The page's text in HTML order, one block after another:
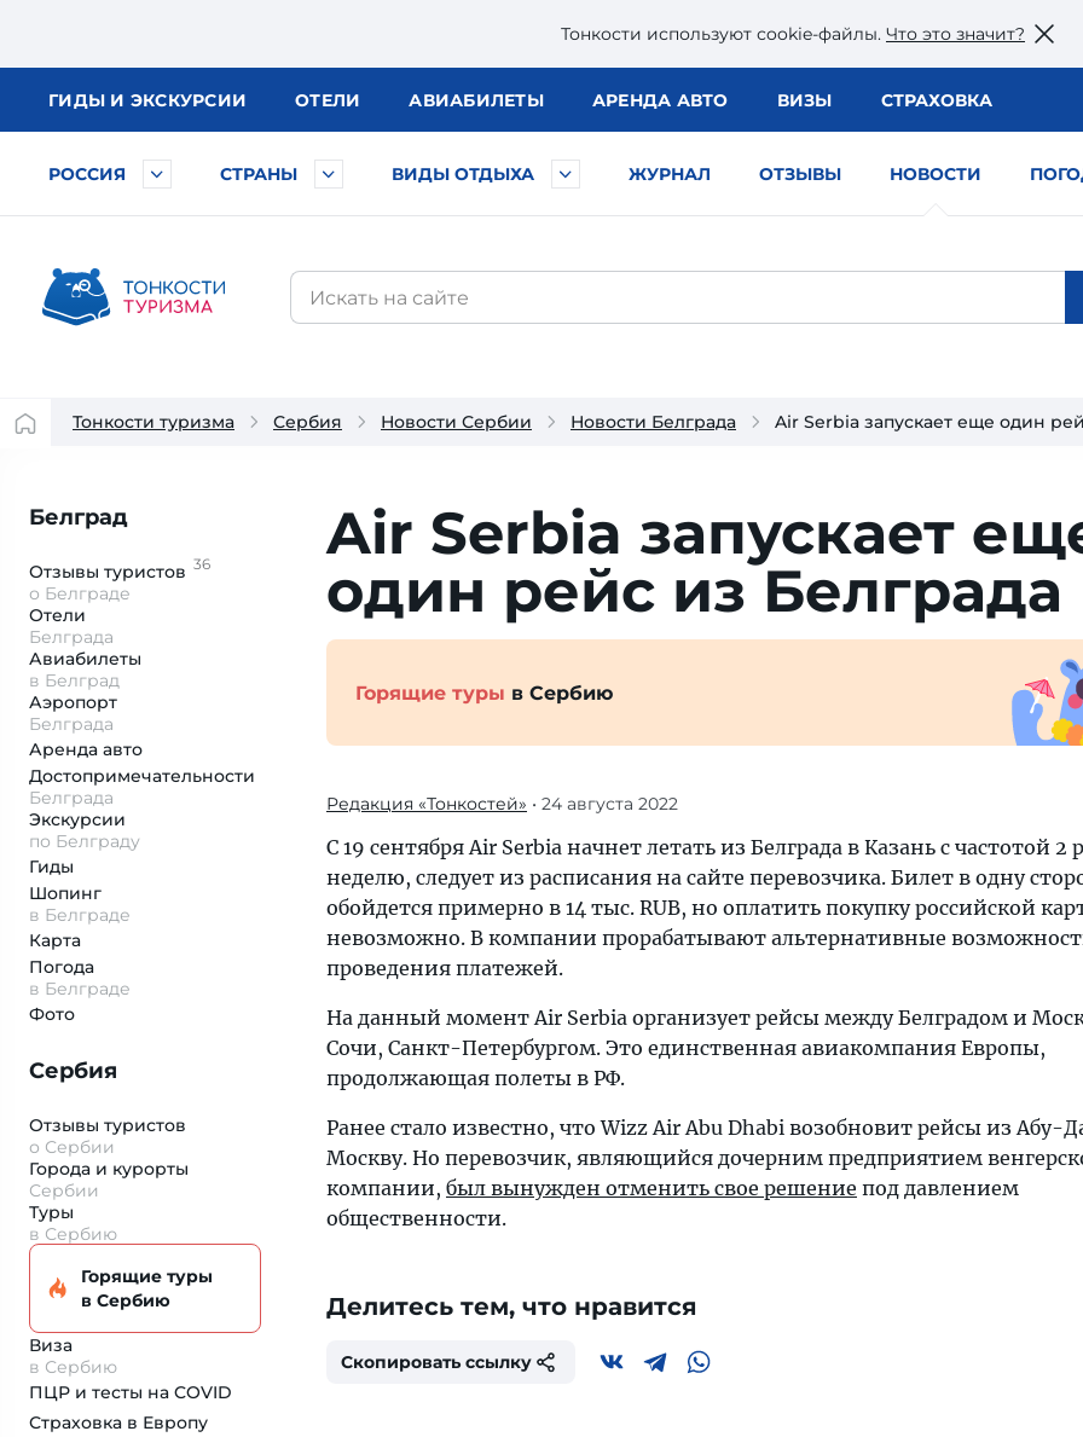
Тонкости используют сookie-файлы. Что это значит?
ГИДЫ И ЭКСКУРСИИ ОТЕЛИ АВИАБИЛЕТЫ АРЕНДА АВТО ВИЗЫ СТРАХОВКА
РОССИЯ СТРАНЫ ВИДЫ ОТДЫХА ЖУРНАЛ ОТЗЫВЫ НОВОСТИ
Тонкости туризма Сербия Новости Сербии Новости Белграда Air Serbia запускает еще один
Белград
Отзывы туристов 36
о Белграде
Отели
Белграда
Авиабилеты
в Белград
Аэропорт
Белграда
Аренда авто
Достопримеча­тельности
Белграда
Экскурсии
по Белграду
Гиды
Шопинг
в Белграде
Карта
Погода
в Белграде
Фото
Сербия
Отзывы туристов
о Сербии
Города и курорты
Сербии
Туры
в Сербию
Горящие туры
в Сербию
Виза
в Сербию
ПЦР и тесты на COVID
Страховка в Европу
Air Serbia запускает
один рейс из Белграда
Горящие туры в Сербию
Редакция «Тонкостей» • 24 августа 2022
С 19 сентября Air Serbia начнет летать из Белграда в Казань с частотой 2
неделю, следует из расписания на сайте перевозчика. Билет в одну
обойдется примерно в 14 тыс. RUB, но оплатить покупку российской
невозможно. В компании прорабатывают альтернативные
проведения платежей.
На данный момент Air Serbia организует рейсы между Белградом и
Сочи, Санкт-Петербургом. Это единственная авиакомпания Европы,
продолжающая полеты в РФ.
Ранее стало известно, что Wizz Air Abu Dhabi возобновит рейсы из Абу-
Москву. Но перевозчик, являющийся дочерним предприятием
компании, был вынужден отменить свое решение под давлением
общественности.
Делитесь тем, что нравится
Скопировать ссылку